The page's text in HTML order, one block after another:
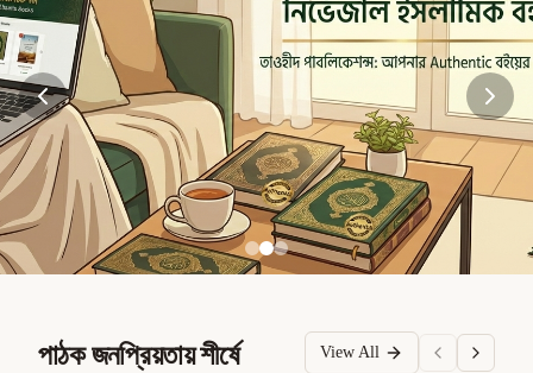
পাঠক জনপ্রিয়তায় শীর্ষে View All